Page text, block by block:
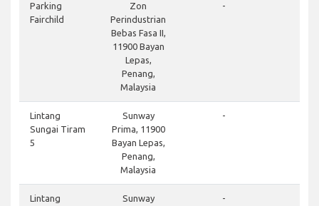
Parking
Fairchild
Zon
Perindustrian
Bebas Fasa II,
11900 Bayan
Lepas,
Penang,
Malaysia
-
Lintang
Sungai Tiram
5
Sunway
Prima, 11900
Bayan Lepas,
Penang,
Malaysia
-
Lintang
Sunway
-